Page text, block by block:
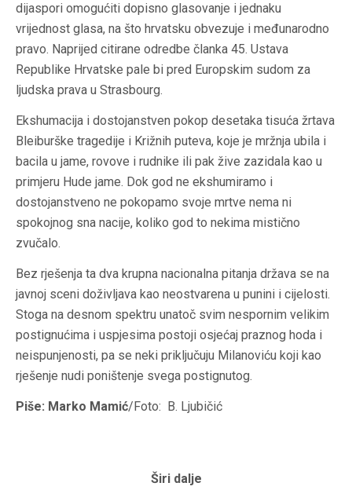
dijaspori omogućiti dopisno glasovanje i jednaku
vrijednost glasa, na što hrvatsku obvezuje i međunarodno
pravo. Naprijed citirane odredbe članka 45. Ustava
Republike Hrvatske pale bi pred Europskim sudom za
ljudska prava u Strasbourg.
Ekshumacija i dostojanstven pokop desetaka tisuća žrtava
Bleiburške tragedije i Križnih puteva, koje je mržnja ubila i
bacila u jame, rovove i rudnike ili pak žive zazidala kao u
primjeru Hude jame. Dok god ne ekshumiramo i
dostojanstveno ne pokopamo svoje mrtve nema ni
spokojnog sna nacije, koliko god to nekima mistično
zvučalo.
Bez rješenja ta dva krupna nacionalna pitanja država se na
javnoj sceni doživljava kao neostvarena u punini i cijelosti.
Stoga na desnom spektru unatoč svim nespornim velikim
postignućima i uspjesima postoji osjećaj praznog hoda i
neispunjenosti, pa se neki priključuju Milanoviću koji kao
rješenje nudi poništenje svega postignutog.
Piše: Marko Mamić/Foto: B. Ljubičić
Širi dalje